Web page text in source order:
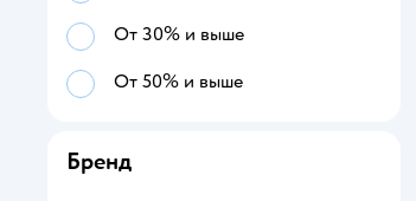
От 30% и выше
От 50% и выше
Бренд